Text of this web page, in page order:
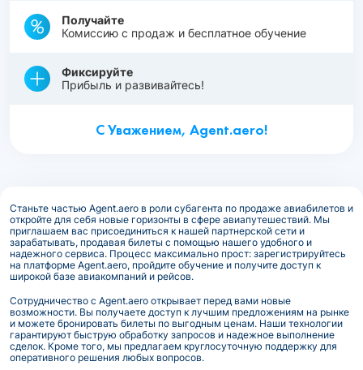
Получайте
Комиссию с продаж и бесплатное обучение
Фиксируйте
Прибыль и развивайтесь!
С Уважением, Agent.aero!
Станьте частью Agent.aero в роли субагента по продаже авиабилетов и
откройте для себя новые горизонты в сфере авиапутешествий. Мы
приглашаем вас присоединиться к нашей партнерской сети и
зарабатывать, продавая билеты с помощью нашего удобного и
надежного сервиса. Процесс максимально прост: зарегистрируйтесь
на платформе Agent.aero, пройдите обучение и получите доступ к
широкой базе авиакомпаний и рейсов.
Сотрудничество с Agent.aero открывает перед вами новые
возможности. Вы получаете доступ к лучшим предложениям на рынке
и можете бронировать билеты по выгодным ценам. Наши технологии
гарантируют быструю обработку запросов и надежное выполнение
сделок. Кроме того, мы предлагаем круглосуточную поддержку для
оперативного решения любых вопросов.